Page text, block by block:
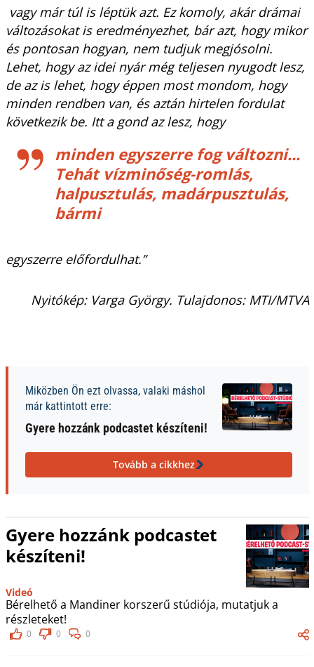
vagy már túl is léptük azt. Ez komoly, akár drámai
változásokat is eredményezhet, bár azt, hogy mikor
és pontosan hogyan, nem tudjuk megjósolni.
Lehet, hogy az idei nyár még teljesen nyugodt lesz,
de az is lehet, hogy éppen most mondom, hogy
minden rendben van, és aztán hirtelen fordulat
következik be. Itt a gond az lesz, hogy
minden egyszerre fog változni...
Tehát vízminőség-romlás,
halpusztulás, madárpusztulás,
bármi
egyszerre előfordulhat.”
Nyitókép: Varga György. Tulajdonos: MTI/MTVA
Miközben Ön ezt olvassa, valaki máshol
már kattintott erre:
Gyere hozzánk podcastet készíteni!
Tovább a cikkhez
Gyere hozzánk podcastet
készíteni!
Videó
Bérelhető a Mandiner korszerű stúdiója, mutatjuk a
részleteket!
0 0 0